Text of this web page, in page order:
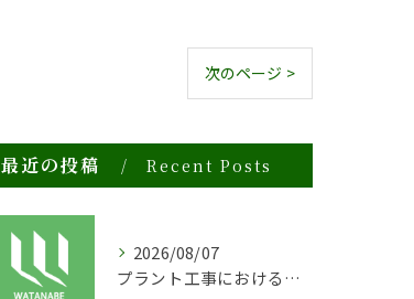
次のページ >
最近の投稿 Recent Posts
2026/08/07
プラント工事における足場工事の安全対策と施工の重要性